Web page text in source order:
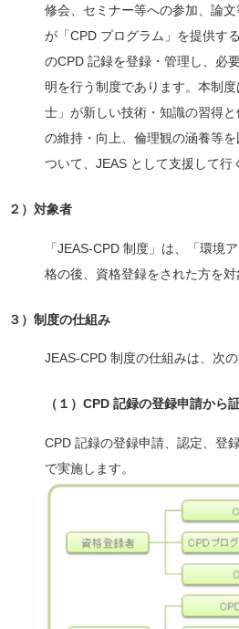
修会、セミナー等への参加、論
が「CPD プログラム」を提供す
のCPD 記録を登録・管理し、必
明を行う制度であります。本制
士」が新しい技術・知識の習得
の維持・向上、倫理観の涵養等
ついて、JEAS として支援して行
２）対象者
「JEAS‐CPD 制度」は、「環境
格の後、資格登録をされた方を対
３）制度の仕組み
JEAS‐CPD 制度の仕組みは、次の
（１）CPD 記録の登録申請から
CPD 記録の登録申請、認定、登
で実施します。